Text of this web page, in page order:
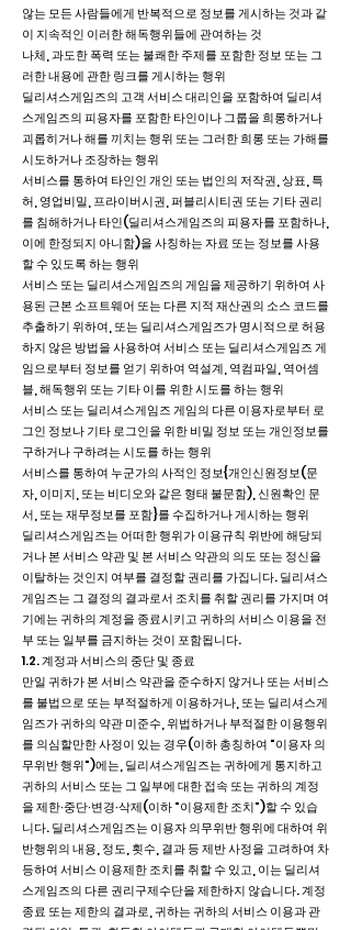
않는 모든 사람들에게 반복적으로 정보를 게시하는 것과 같
이 지속적인 이러한 해독행위들에 관여하는 것
나체, 과도한 폭력 또는 불쾌한 주제를 포함한 정보 또는 그
러한 내용에 관한 링크를 게시하는 행위
딜리셔스게임즈의 고객 서비스 대리인을 포함하여 딜리셔
스게임즈의 피용자를 포함한 타인이나 그룹을 희롱하거나
괴롭히거나 해를 끼치는 행위 또는 그러한 희롱 또는 가해를
시도하거나 조장하는 행위
서비스를 통하여 타인인 개인 또는 법인의 저작권, 상표, 특
허, 영업비밀, 프라이버시권, 퍼블리시티권 또는 기타 권리
를 침해하거나 타인(딜리셔스게임즈의 피용자를 포함하나,
이에 한정되지 아니함)을 사칭하는 자료 또는 정보를 사용
할 수 있도록 하는 행위
서비스 또는 딜리셔스게임즈의 게임을 제공하기 위하여 사
용된 근본 소프트웨어 또는 다른 지적 재산권의 소스 코드를
추출하기 위하여, 또는 딜리셔스게임즈가 명시적으로 허용
하지 않은 방법을 사용하여 서비스 또는 딜리셔스게임즈 게
임으로부터 정보를 얻기 위하여 역설계, 역컴파일, 역어셈
블, 해독행위 또는 기타 이를 위한 시도를 하는 행위
서비스 또는 딜리셔스게임즈 게임의 다른 이용자로부터 로
그인 정보나 기타 로그인을 위한 비밀 정보 또는 개인정보를
구하거나 구하려는 시도를 하는 행위
서비스를 통하여 누군가의 사적인 정보{개인신원정보(문
자, 이미지, 또는 비디오와 같은 형태 불문함), 신원확인 문
서, 또는 재무정보를 포함}를 수집하거나 게시하는 행위
딜리셔스게임즈는 어떠한 행위가 이용규칙 위반에 해당되
거나 본 서비스 약관 및 본 서비스 약관의 의도 또는 정신을
이탈하는 것인지 여부를 결정할 권리를 가집니다. 딜리셔스
게임즈는 그 결정의 결과로서 조치를 취할 권리를 가지며 여
기에는 귀하의 계정을 종료시키고 귀하의 서비스 이용을 전
부 또는 일부를 금지하는 것이 포함됩니다.
1.2. 계정과 서비스의 중단 및 종료
만일 귀하가 본 서비스 약관을 준수하지 않거나 또는 서비스
를 불법으로 또는 부적절하게 이용하거나, 또는 딜리셔스게
임즈가 귀하의 약관 미준수, 위법하거나 부적절한 이용행위
를 의심할만한 사정이 있는 경우(이하 총칭하여 "이용자 의
무위반 행위")에는, 딜리셔스게임즈는 귀하에게 통지하고
귀하의 서비스 또는 그 일부에 대한 접속 또는 귀하의 계정
을 제한∙중단∙변경∙삭제(이하 "이용제한 조치")할 수 있습
니다. 딜리셔스게임즈는 이용자 의무위반 행위에 대하여 위
반행위의 내용, 정도, 횟수, 결과 등 제반 사정을 고려하여 차
등하여 서비스 이용제한 조치를 취할 수 있고, 이는 딜리셔
스게임즈의 다른 권리구제수단을 제한하지 않습니다. 계정
종료 또는 제한의 결과로, 귀하는 귀하의 서비스 이용과 관